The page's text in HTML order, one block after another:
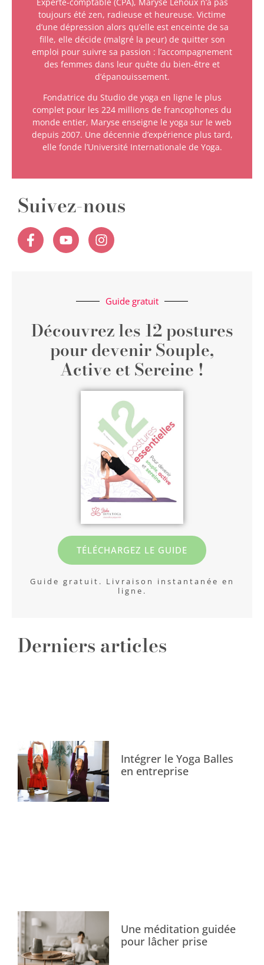
toujours été zen, radieuse et heureuse. Victime
d’une dépression alors qu’elle est enceinte de sa
fille, elle décide (malgré la peur) de quitter son
emploi pour suivre sa passion : l’accompagnement
des femmes dans leur quête du bien-être et
d’épanouissement.
Fondatrice du Studio de yoga en ligne le plus
complet pour les 224 millions de francophones du
monde entier, Maryse enseigne le yoga sur le web
depuis 2007. Une décennie d’expérience plus tard,
elle fonde l’Université Internationale de Yoga.
Suivez-nous
Guide gratuit
Découvrez les 12 postures
pour devenir Souple,
Active et Sereine !
TÉLÉCHARGEZ LE GUIDE
Guide gratuit. Livraison instantanée en
ligne.
Derniers articles
Intégrer le Yoga Balles
en entreprise
Une méditation guidée
pour lâcher prise